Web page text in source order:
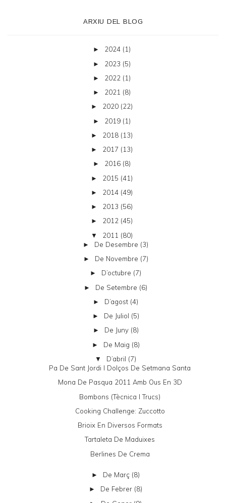
ARXIU DEL BLOG
► 2024 (1)
► 2023 (5)
► 2022 (1)
► 2021 (8)
► 2020 (22)
► 2019 (1)
► 2018 (13)
► 2017 (13)
► 2016 (8)
► 2015 (41)
► 2014 (49)
► 2013 (56)
► 2012 (45)
▼ 2011 (80)
► De Desembre (3)
► De Novembre (7)
► D’octubre (7)
► De Setembre (6)
► D’agost (4)
► De Juliol (5)
► De Juny (8)
► De Maig (8)
▼ D’abril (7)
Pa De Sant Jordi I Dolços De Setmana Santa
Mona De Pasqua 2011 Amb Ous En 3D
Bombons (tècnica I Trucs)
Cooking Challenge: Zuccotto
Brioix En Diversos Formats
Tartaleta De Maduixes
Berlines De Crema
► De Març (8)
► De Febrer (8)